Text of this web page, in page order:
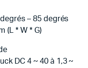
– 85 degrés
(L * W * G)
DC 4 ~ 40 à 1,3 ~